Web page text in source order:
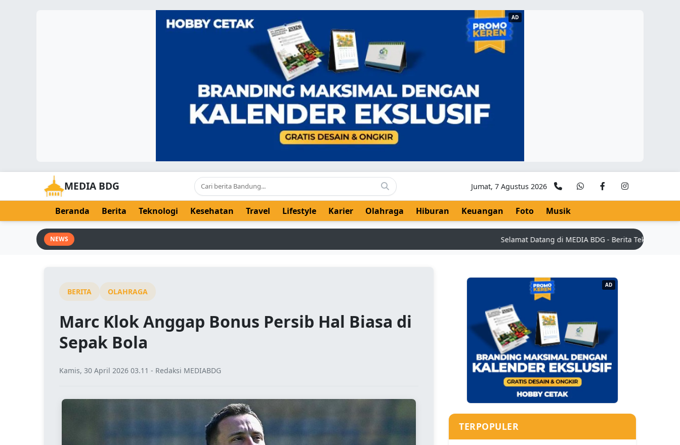
AD
MEDIA BDG Jumat, 7 Agustus 2026
Beranda Berita Teknologi Kesehatan Travel Lifestyle Karier Olahraga Hiburan Keuangan Foto Musik
NEWS Selamat Datang di MEDIA BDG - Berita Teknologi Terkini |
BERITA OLAHRAGA
Marc Klok Anggap Bonus Persib Hal Biasa di
Sepak Bola
Kamis, 30 April 2026 03.11 - Redaksi MEDIABDG
AD
TERPOPULER